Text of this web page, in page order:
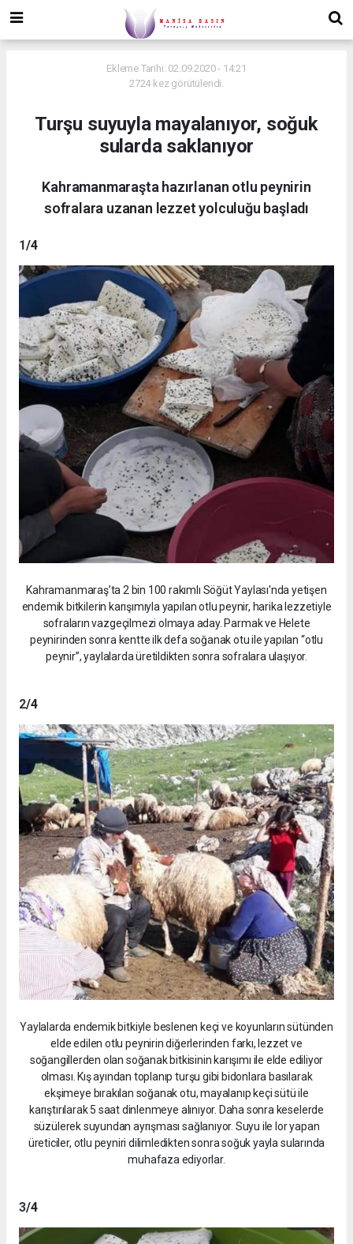
Ekleme Tarihi: 02.09.2020 - 14:21
2724 kez görütülendi.
Turşu suyuyla mayalanıyor, soğuk
sularda saklanıyor
Kahramanmaraşta hazırlanan otlu peynirin
sofralara uzanan lezzet yolculuğu başladı
1/4
Kahramanmaraş’ta 2 bin 100 rakımlı Söğüt Yaylası'nda yetişen
endemik bitkilerin karışımıyla yapılan otlu peynir, harika lezzetiyle
sofraların vazgeçilmezi olmaya aday. Parmak ve Helete
peynirinden sonra kentte ilk defa soğanak otu ile yapılan “otlu
peynir”, yaylalarda üretildikten sonra sofralara ulaşıyor.
2/4
Yaylalarda endemik bitkiyle beslenen keçi ve koyunların sütünden
elde edilen otlu peynirin diğerlerinden farkı, lezzet ve
soğangillerden olan soğanak bitkisinin karışımı ile elde ediliyor
olması. Kış ayından toplanıp turşu gibi bidonlara basılarak
ekşimeye bırakılan soğanak otu, mayalanıp keçi sütü ile
karıştırılarak 5 saat dinlenmeye alınıyor. Daha sonra keselerde
süzülerek suyundan ayrışması sağlanıyor. Suyu ile lor yapan
üreticiler, otlu peyniri dilimledikten sonra soğuk yayla sularında
muhafaza ediyorlar.
3/4